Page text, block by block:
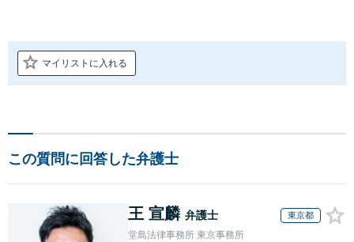
マイリストに入れる
この質問に回答した弁護士
王 宣麟 弁護士 東京都
堂島法律事務所 東京事務所